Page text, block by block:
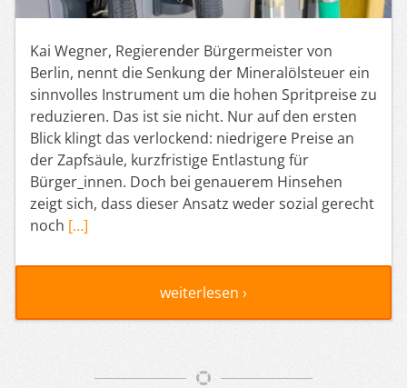
Kai Wegner, Regierender Bürgermeister von
Berlin, nennt die Senkung der Mineralölsteuer ein
sinnvolles Instrument um die hohen Spritpreise zu
reduzieren. Das ist sie nicht. Nur auf den ersten
Blick klingt das verlockend: niedrigere Preise an
der Zapfsäule, kurzfristige Entlastung für
Bürger_innen. Doch bei genauerem Hinsehen
zeigt sich, dass dieser Ansatz weder sozial gerecht
noch […]
weiterlesen ›